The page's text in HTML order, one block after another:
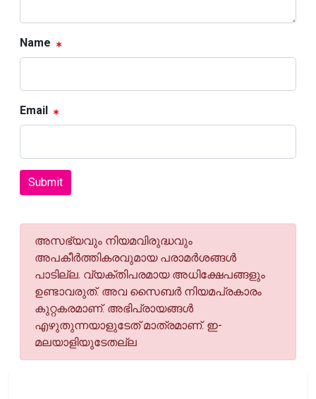
Name
Email
Submit
അസഭ്യവും നിയമവിരുദ്ധവും
അപകീര്‍ത്തികരവുമായ പരാമര്‍ശങ്ങള്‍
പാടില്ല. വ്യക്തിപരമായ അധിക്ഷേപങ്ങളും
ഉണ്ടാവരുത്. അവ സൈബര്‍ നിയമപ്രകാരം
കുറ്റകരമാണ്. അഭിപ്രായങ്ങള്‍
എഴുതുന്നയാളുടേത് മാത്രമാണ്. ഇ-
മലയാളിയുടേതല്ല